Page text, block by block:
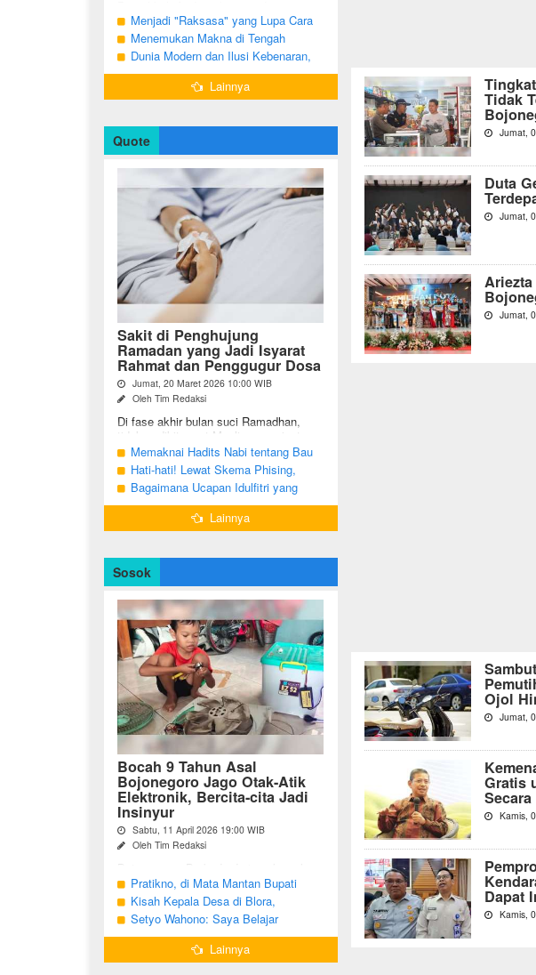
Tidak
Jumat,
Duta
Jumat,
Jumat,
Ojol
Jumat,
Gratis
Kamis,
Dapat
Kamis,
pagi, menatap cermin, dan menyadari
bahwa garis-garis halus di wajah bukan
sekadar tanda penuaan, melainkan ...
Menjadi "Raksasa" yang Lupa Cara
Jadi Manusia
Menemukan Makna di Tengah
Langkah yang Belum Selesai
Dunia Modern dan Ilusi Kebenaran,
Antara Kesadaran dan terjebak Tipu
Lainnya
Quote
Sakit di Penghujung
Ramadan yang Jadi Isyarat
Rahmat dan Penggugur Dosa
Jumat, 20 Maret 2026 10:00 WIB
Oleh Tim Redaksi
Di fase akhir bulan suci Ramadhan,
tidak sedikit umat Muslim yang justru
diuji dengan kondisi kesehatan yang
menurun. Di tengah ...
Memaknai Hadits Nabi tentang Bau
Mulut Orang Berpuasa Secara Bijak
Agar Tidak Menggangu
Hati-hati! Lewat Skema Phising,
Akun Instagram Bisa Dibajak Kurang
dari 3 Menit
Bagaimana Ucapan Idulfitri yang
Benar Sesuai Sunah Rasulullah
Lainnya
Sosok
Bocah 9 Tahun Asal
Bojonegoro Jago Otak-Atik
Elektronik, Bercita-cita Jadi
Insinyur
Sabtu, 11 April 2026 19:00 WIB
Oleh Tim Redaksi
seusianya, seorang bocah dari Desa
Growok, Kecamatan Dander, Kabupaten
Bojonegoro ini justru memiliki minat
besar ...
Pratikno, di Mata Mantan Bupati
Bojonegoro, Kang Yoto
Kisah Kepala Desa di Blora,
Menjabat Tiga Periode Tapi Masih
Hidup Sederhana
Setyo Wahono: Saya Belajar
Pengabdian dari Orang Tua
Lainnya